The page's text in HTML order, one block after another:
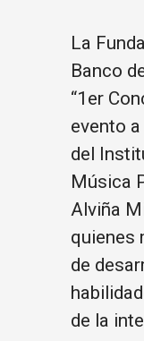
La
Banco
“1er
evento
del
Música
Alviña
quienes
de
de la